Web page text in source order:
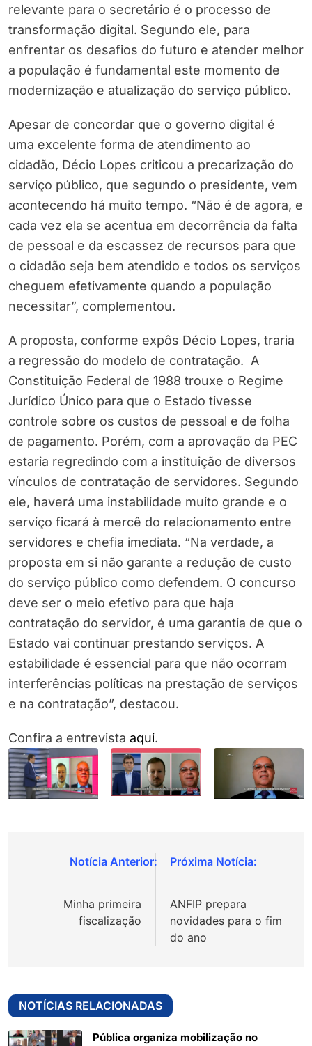
relevante para o secretário é o processo de
transformação digital. Segundo ele, para
enfrentar os desafios do futuro e atender melhor
a população é fundamental este momento de
modernização e atualização do serviço público.
Apesar de concordar que o governo digital é
uma excelente forma de atendimento ao
cidadão, Décio Lopes criticou a precarização do
serviço público, que segundo o presidente, vem
acontecendo há muito tempo. “Não é de agora, e
cada vez ela se acentua em decorrência da falta
de pessoal e da escassez de recursos para que
o cidadão seja bem atendido e todos os serviços
cheguem efetivamente quando a população
necessitar”, complementou.
A proposta, conforme expôs Décio Lopes, traria
a regressão do modelo de contratação. A
Constituição Federal de 1988 trouxe o Regime
Jurídico Único para que o Estado tivesse
controle sobre os custos de pessoal e de folha
de pagamento. Porém, com a aprovação da PEC
estaria regredindo com a instituição de diversos
vínculos de contratação de servidores. Segundo
ele, haverá uma instabilidade muito grande e o
serviço ficará à mercê do relacionamento entre
servidores e chefia imediata. “Na verdade, a
proposta em si não garante a redução de custo
do serviço público como defendem. O concurso
deve ser o meio efetivo para que haja
contratação do servidor, é uma garantia de que o
Estado vai continuar prestando serviços. A
estabilidade é essencial para que não ocorram
interferências políticas na prestação de serviços
e na contratação”, destacou.
Confira a entrevista aqui.
Navegação
Minha primeira
fiscalização
ANFIP prepara
novidades para o fim
do ano
NOTÍCIAS RELACIONADAS
Pública organiza mobilização no